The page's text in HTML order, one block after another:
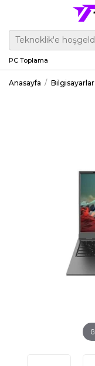
PC Toplama
Anasayfa Bilgisayarlar